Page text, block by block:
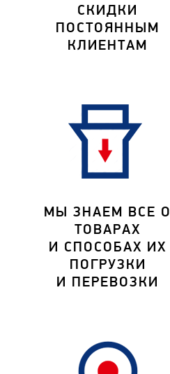
СКИДКИ
ПОСТОЯННЫМ
КЛИЕНТАМ
МЫ ЗНАЕМ ВСЕ О
ТОВАРАХ
И СПОСОБАХ ИХ
ПОГРУЗКИ
И ПЕРЕВОЗКИ